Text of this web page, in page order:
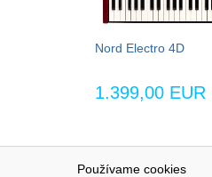
Používame cookies
Nord Electro 4D
1.399,00 EUR